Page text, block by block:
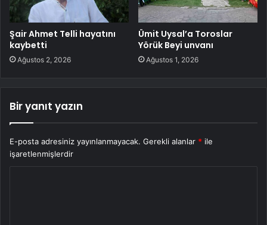
Şair Ahmet Telli hayatını
kaybetti
Ağustos 2, 2026
Ümit Uysal’a Toroslar
Yörük Beyi unvanı
Ağustos 1, 2026
Bir yanıt yazın
E-posta adresiniz yayınlanmayacak. Gerekli alanlar * ile
işaretlenmişlerdir